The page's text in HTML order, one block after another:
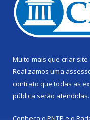
Muito mais que criar site
Realizamos uma
contrato que todas as
pública serão atendidas.